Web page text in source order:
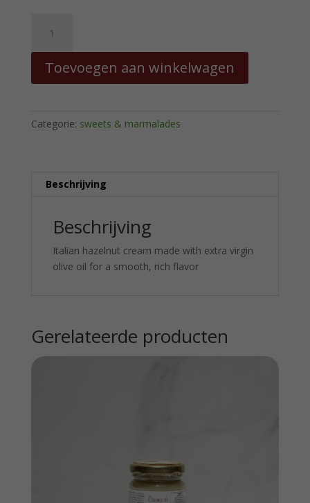
Pesche
QuattroCiok
Crema
Toevoegen aan winkelwagen
Categorie: sweets & marmalades
Beschrijving
Beschrijving
Italian hazelnut cream made with extra virgin
olive oil for a smooth, rich flavor
Gerelateerde producten